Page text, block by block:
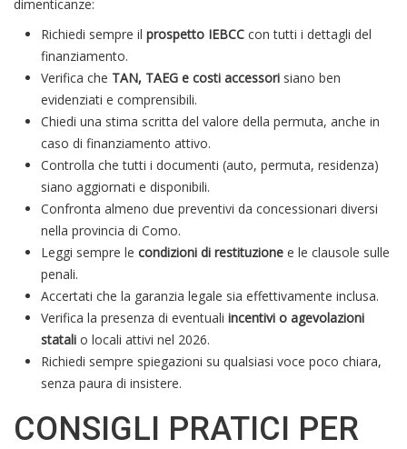
dimenticanze:
Richiedi sempre il prospetto IEBCC con tutti i dettagli del
finanziamento.
Verifica che TAN, TAEG e costi accessori siano ben
evidenziati e comprensibili.
Chiedi una stima scritta del valore della permuta, anche in
caso di finanziamento attivo.
Controlla che tutti i documenti (auto, permuta, residenza)
siano aggiornati e disponibili.
Confronta almeno due preventivi da concessionari diversi
nella provincia di Como.
Leggi sempre le condizioni di restituzione e le clausole sulle
penali.
Accertati che la garanzia legale sia effettivamente inclusa.
Verifica la presenza di eventuali incentivi o agevolazioni
statali o locali attivi nel 2026.
Richiedi sempre spiegazioni su qualsiasi voce poco chiara,
senza paura di insistere.
CONSIGLI PRATICI PER